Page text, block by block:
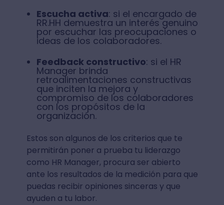
Escucha activa: si el encargado de
RR.HH demuestra un interés genuino
por escuchar las preocupaciones o
ideas de los colaboradores.
Feedback constructivo: si el HR
Manager brinda
retroalimentaciones constructivas
que inciten la mejora y
compromiso de los colaboradores
con los propósitos de la
organización.
Estos son algunos de los criterios que te
permitirán poner a prueba tu liderazgo
como HR Manager, procura ser abierto
ante los resultados de la medición para que
puedas recibir opiniones sinceras y que
ayuden a tu labor.